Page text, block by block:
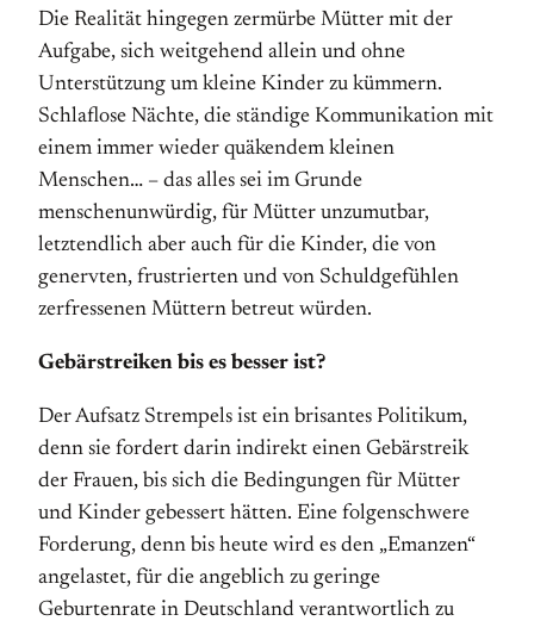
Die Realität hingegen zermürbe Mütter mit der
Aufgabe, sich weitgehend allein und ohne
Unterstützung um kleine Kinder zu kümmern.
Schlaflose Nächte, die ständige Kommunikation mit
einem immer wieder quäkendem kleinen
Menschen… – das alles sei im Grunde
menschenunwürdig, für Mütter unzumutbar,
letztendlich aber auch für die Kinder, die von
genervten, frustrierten und von Schuldgefühlen
zerfressenen Müttern betreut würden.
Gebärstreiken bis es besser ist?
Der Aufsatz Strempels ist ein brisantes Politikum,
denn sie fordert darin indirekt einen Gebärstreik
der Frauen, bis sich die Bedingungen für Mütter
und Kinder gebessert hätten. Eine folgenschwere
Forderung, denn bis heute wird es den „Emanzen“
angelastet, für die angeblich zu geringe
Geburtenrate in Deutschland verantwortlich zu